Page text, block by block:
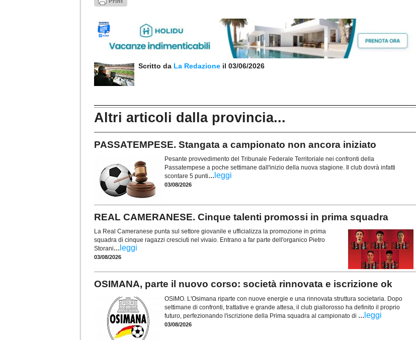
Scritto da La Redazione il 03/06/2026
Altri articoli dalla provincia...
PASSATEMPESE. Stangata a campionato non ancora iniziato
Pesante provvedimento del Tribunale Federale Territoriale nei confronti della
Passatempese a poche settimane dall'inizio della nuova stagione. Il club dovrà infatti
scontare 5 punti... leggi
03/08/2026
REAL CAMERANESE. Cinque talenti promossi in prima squadra
La Real Cameranese punta sul settore giovanile e ufficializza la promozione in prima
squadra di cinque ragazzi cresciuti nel vivaio. Entrano a far parte dell'organico Pietro
Storani... leggi
03/08/2026
OSIMANA, parte il nuovo corso: società rinnovata e iscrizione ok
OSIMO. L'Osimana riparte con nuove energie e una rinnovata struttura societaria. Dopo
settimane di confronti, trattative e grande attesa, il club giallorosso ha definito il proprio
futuro, perfezionando l'iscrizione della Prima squadra al campionato di ... leggi
03/08/2026